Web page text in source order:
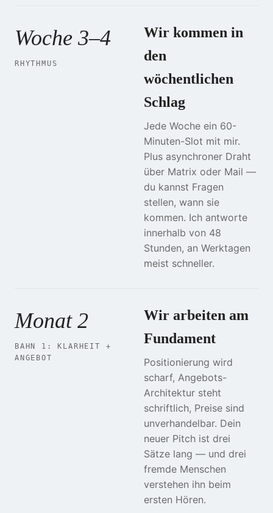
Woche 3–4
RHYTHMUS
Wir kommen in
den
wöchentlichen
Schlag
Jede Woche ein 60-
Minuten-Slot mit mir.
Plus asynchroner Draht
über Matrix oder Mail —
du kannst Fragen
stellen, wann sie
kommen. Ich antworte
innerhalb von 48
Stunden, an Werktagen
meist schneller.
Monat 2
BAHN 1: KLARHEIT +
ANGEBOT
Wir arbeiten am
Fundament
Positionierung wird
scharf, Angebots-
Architektur steht
schriftlich, Preise sind
unverhandelbar. Dein
neuer Pitch ist drei
Sätze lang — und drei
fremde Menschen
verstehen ihn beim
ersten Hören.